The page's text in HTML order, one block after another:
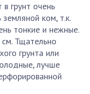
грунт очень
ком, т.к.
тонкие и нежные.
Тщательно
грунта или
лучше